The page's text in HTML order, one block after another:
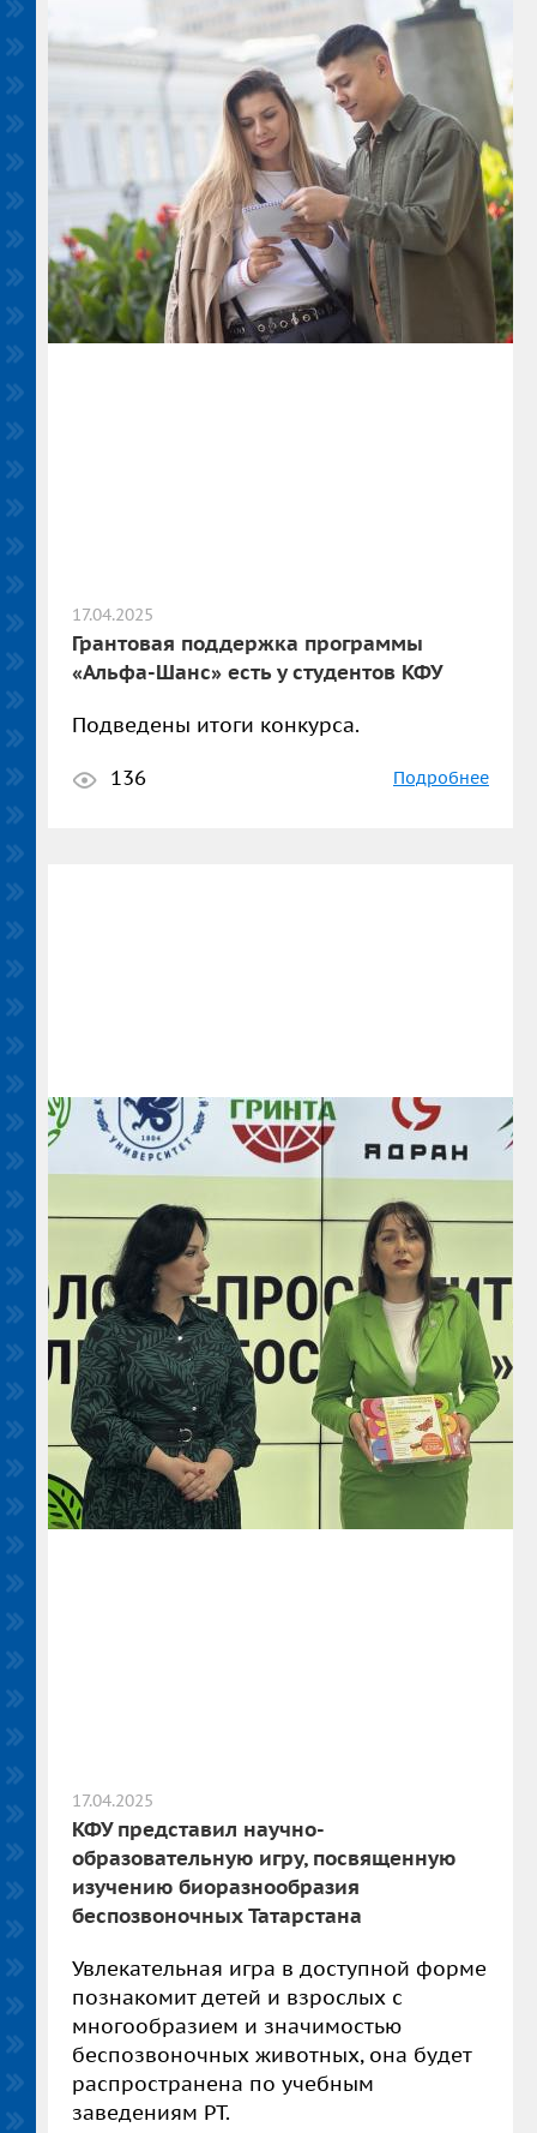
17.04.2025
Грантовая поддержка программы
«Альфа-Шанс» есть у студентов КФУ
Подведены итоги конкурса.
136
Подробнее
17.04.2025
КФУ представил научно-
образовательную игру, посвященную
изучению биоразнообразия
беспозвоночных Татарстана
Увлекательная игра в доступной форме
познакомит детей и взрослых с
многообразием и значимостью
беспозвоночных животных, она будет
распространена по учебным
заведениям РТ.